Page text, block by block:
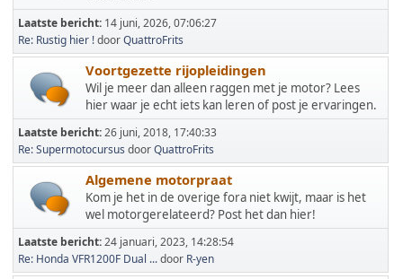
Laatste bericht: 14 juni, 2026, 07:06:27
Re: Rustig hier !doorQuattroFrits
Voortgezette rijopleidingen
Wil je meer dan alleen raggen met je motor? Lees
hier waar je echt iets kan leren of post je ervaringen.
Laatste bericht:26 juni, 2018, 17:40:33
Re: Supermotocursus doorQuattroFrits
Algemene motorpraat
Kom je het in de overige fora niet kwijt, maar is het
wel motorgerelateerd? Post het dan hier!
Laatste bericht:24 januari, 2023, 14:28:54
Re: Honda VFR1200F Dual ...door R-yen